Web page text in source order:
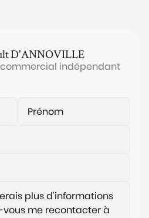
D'ANNOVILLE
indépendant